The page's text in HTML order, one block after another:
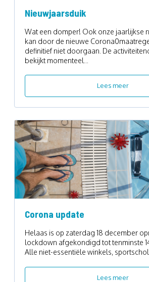
Nieuwjaarsduik
Wat een domper! Ook onze jaarlijkse
kan door de nieuwe
definitief niet doorgaan. De
bekijkt momenteel...
Lees meer
Corona update
Helaas is op zaterdag 18 december
lockdown afgekondigd tot tenminste
Alle niet-essentiële winkels,
Lees meer